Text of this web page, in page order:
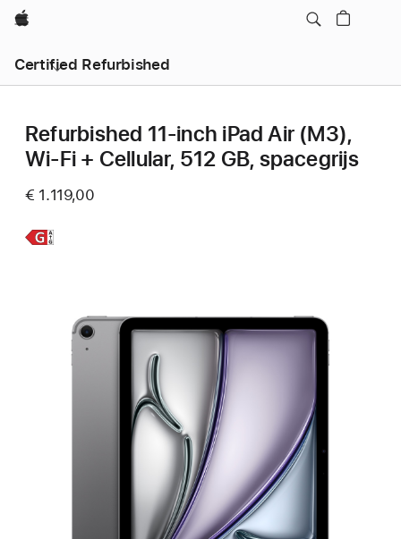
Apple
Certified Refurbished
Refurbished 11‑inch iPad Air (M3),
Wi-Fi + Cellular, 512 GB, spacegrijs
€ 1.119,00
Meer